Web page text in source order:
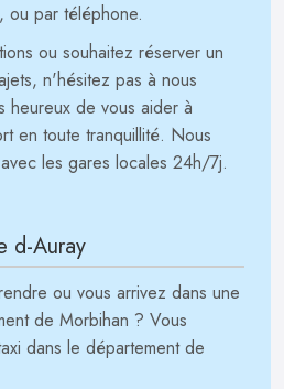
, ou par téléphone.
ou souhaitez réserver un
n'hésitez pas à nous
heureux de vous aider à
en toute tranquillité. Nous
les gares locales 24h/7j.
d-Auray
ou vous arrivez dans une
de Morbihan ? Vous
dans le département de